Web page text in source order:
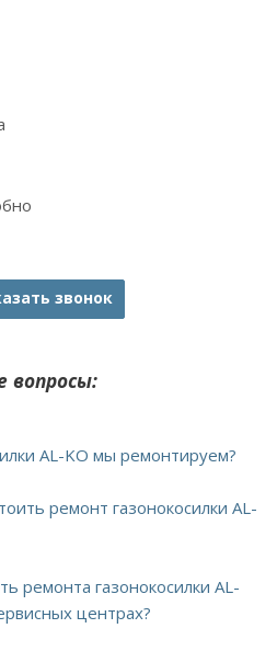
звонок
вопросы:
AL-KO мы ремонтируем?
ремонт газонокосилки AL-
ремонта газонокосилки AL-
центрах?